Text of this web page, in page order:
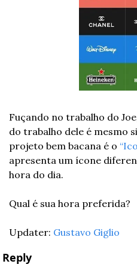
Fuçando no trabalho do
do trabalho dele é mesmo
projeto bem bacana é o
apresenta um ícone
hora do dia.
Qual é sua hora preferida?
Updater: Gustavo Giglio
Reply